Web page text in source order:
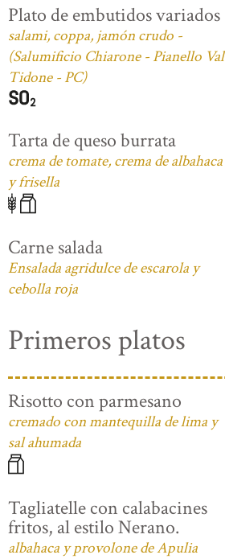
Plato de embutidos variados
salami, coppa, jamón crudo -
(Salumificio Chiarone - Pianello Val
Tidone - PC)
Tarta de queso burrata
crema de tomate, crema de albahaca
y frisella
Carne salada
Ensalada agridulce de escarola y
cebolla roja
Primeros platos
Risotto con parmesano
cremado con mantequilla de lima y
sal ahumada
Tagliatelle con calabacines
fritos, al estilo Nerano.
albahaca y provolone de Apulia